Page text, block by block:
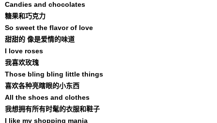
Candies and chocolates
糖果和巧克力
So sweet the flavor of love
甜甜的 像是爱情的味道
I love roses
我喜欢玫瑰
Those bling bling little things
喜欢各种亮瞎眼的小东西
All the shoes and clothes
我想拥有所有时髦的衣服和鞋子
I like my shopping mania